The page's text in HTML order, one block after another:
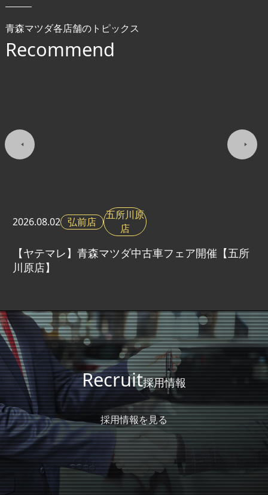
青森マツダ各店舗のトピックス
2026.08.02 弘前店
五所川原
店
【ヤテマレ】青森マツダ中古車フェア開催【五所
川原店】
Recruit採用情報
採用情報を見る